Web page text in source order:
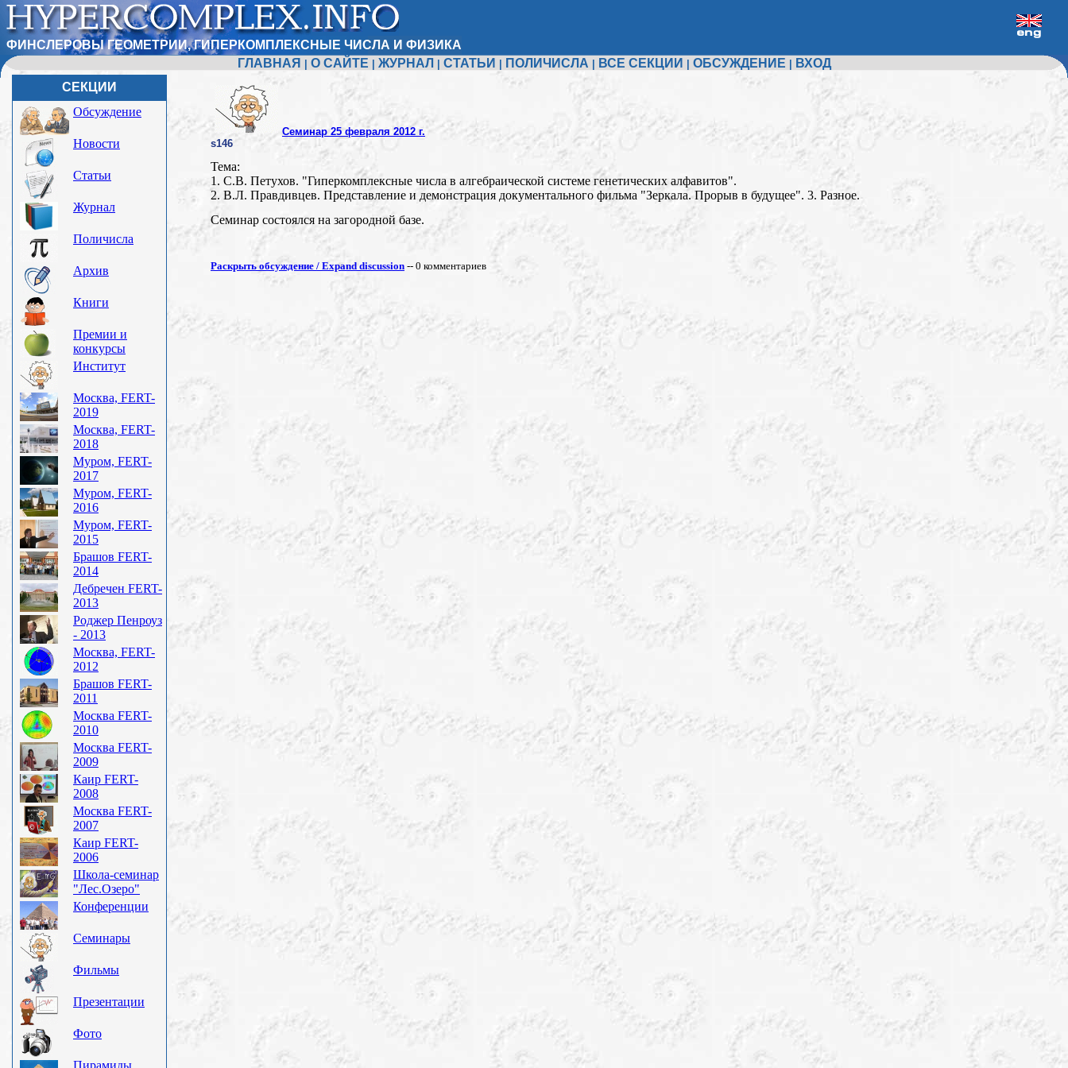
ФИНСЛЕРОВЫ ГЕОМЕТРИИ, ГИПЕРКОМПЛЕКСНЫЕ ЧИСЛА И ФИЗИКА
ГЛАВНАЯ
О САЙТЕ ЖУРНАЛ СТАТЬИ ПОЛИЧИСЛА ВСЕ СЕКЦИИ ОБСУЖДЕНИЕ
ВХОД
СЕКЦИИ
Обсуждение
Новости
Статьи
Журнал
Поличисла
Архив
Книги
Премии и
конкурсы
Институт
Москва, FERT-
2019
Москва, FERT-
2018
Муром, FERT-
2017
Муром, FERT-
2016
Муром, FERT-
2015
Брашов FERT-
2014
Дебречен FERT-
2013
Роджер Пенроуз
- 2013
Москва, FERT-
2012
Брашов FERT-
2011
Москва FERT-
2010
Москва FERT-
2009
Каир FERT-
2008
Москва FERT-
2007
Каир FERT-
2006
Школа-семинар
"Лес.Озеро"
Конференции
Семинары
Фильмы
Презентации
Фото
Пирамиды
Семинар 25 февраля 2012 г.
s146
Тема:
1. С.В. Петухов. "Гиперкомплексные числа в алгебраической системе генетических алфавитов".
2. В.Л. Правдивцев. Представление и демонстрация документального фильма "Зеркала. Прорыв в будущее". 3. Разное.
Семинар состоялся на загородной базе.
Раскрыть обсуждение / Expand discussion -- 0 комментариев